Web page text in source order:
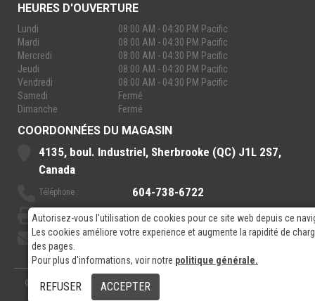
Autorisez-vous l'utilisation de cookies pour ce site web depuis ce
Les cookies améliore votre experience et augmente la rapidité de
des pages.
Pour plus d'informations, voir notre politique générale.
REFUSER ACCEPTER
© 2026- RP Electronics
HEURES D'OUVERTURE
Lundi
08:00 AM - 04:30 PM Pacific
Mardi
08:00 AM - 04:30 PM Pacific
Mercredi
08:00 AM - 04:30 PM Pacific
Jeudi
08:00 AM - 04:30 PM Pacific
Vendredi
08:00 AM - 04:30 PM Pacific
Samedi
Fermé
Dimanche
Fermé
COORDONNÉES DU MAGASIN
4135, boul. Industriel, Sherbrooke (QC) J1L 2S7,
Canada
Téléphone : 604-738-6722
Sans-Frais : 888-921-7770
Courriel: sales@rpelectronics.com